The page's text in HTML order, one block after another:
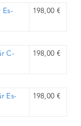
Es-
198,00 €
C-
198,00 €
Es-
198,00 €